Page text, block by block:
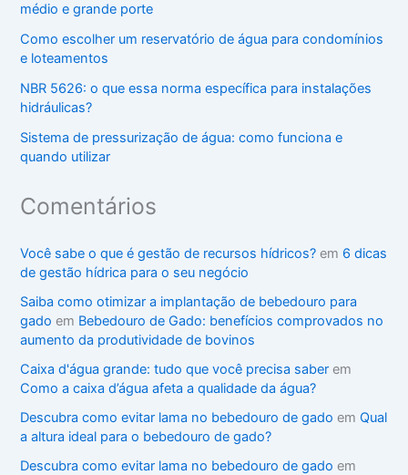
médio e grande porte
Como escolher um reservatório de água para condomínios
e loteamentos
NBR 5626: o que essa norma específica para instalações
hidráulicas?
Sistema de pressurização de água: como funciona e
quando utilizar
Comentários
Você sabe o que é gestão de recursos hídricos? em 6 dicas
de gestão hídrica para o seu negócio
Saiba como otimizar a implantação de bebedouro para
gado em Bebedouro de Gado: benefícios comprovados no
aumento da produtividade de bovinos
Caixa d'água grande: tudo que você precisa saber em
Como a caixa d’água afeta a qualidade da água?
Descubra como evitar lama no bebedouro de gado em Qual
a altura ideal para o bebedouro de gado?
Descubra como evitar lama no bebedouro de gado em